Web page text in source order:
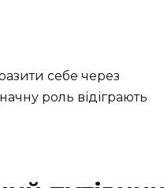
себе через
роль відіграють